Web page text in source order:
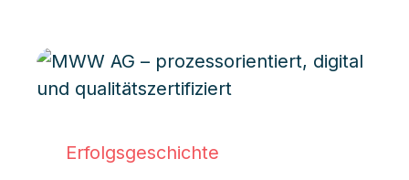
Erfolgsgeschichte